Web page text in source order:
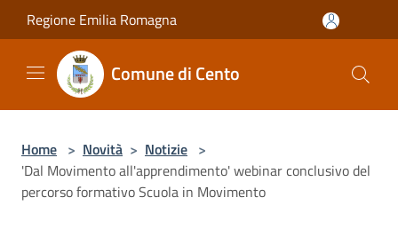
Salta al contenuto principale
Regione Emilia Romagna
Comune di Cento
Home > Novità > Notizie >
'Dal Movimento all'apprendimento' webinar conclusivo del
percorso formativo Scuola in Movimento